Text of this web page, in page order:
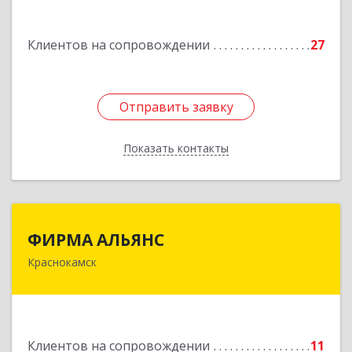
Клиентов на сопровождении 27
Отправить заявку
Показать контакты
Отправить заявку
Назад
ФИРМА АЛЬЯНС
Краснокамск
Клиентов на сопровождении 11